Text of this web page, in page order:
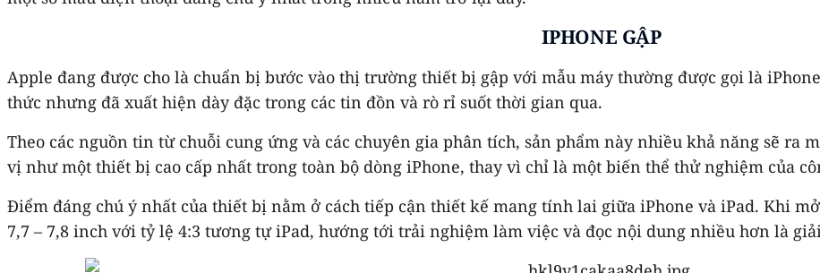
IPHONE GẬP
Apple đang được cho là chuẩn bị bước vào thị trường thiết bị gập với mẫu máy thường được gọi là
thức nhưng đã xuất hiện dày đặc trong các tin đồn và rò rỉ suốt thời gian qua.
Theo các nguồn tin từ chuỗi cung ứng và các chuyên gia phân tích, sản phẩm này nhiều khả năng sẽ ra
vị như một thiết bị cao cấp nhất trong toàn bộ dòng iPhone, thay vì chỉ là một biến thể thử nghiệm của
Điểm đáng chú ý nhất của thiết bị nằm ở cách tiếp cận thiết kế mang tính lai giữa iPhone và iPad. Khi
7,7 – 7,8 inch với tỷ lệ 4:3 tương tự iPad, hướng tới trải nghiệm làm việc và đọc nội dung nhiều hơn là